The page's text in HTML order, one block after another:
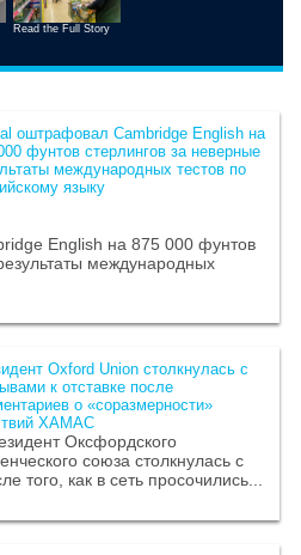
Read the Full Story
оштрафовал Cambridge English на
фунтов стерлингов за неверные
международных тестов по
языку
English на 875 000 фунтов
международных
Oxford Union столкнулась с
к отставке после
о «соразмерности»
ХАМАС
Оксфордского
союза столкнулась с
того, как в сеть просочились...